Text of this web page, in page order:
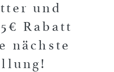
und
Rabatt
nächste